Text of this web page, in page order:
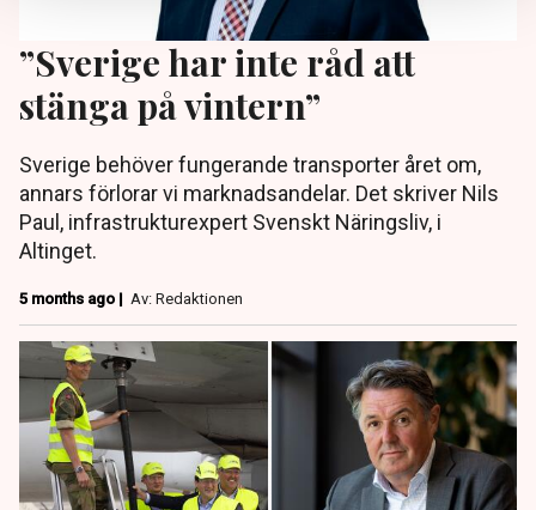
”Sverige har inte råd att
stänga på vintern”
Sverige behöver fungerande transporter året om,
annars förlorar vi marknadsandelar. Det skriver Nils
Paul, infrastrukturexpert Svenskt Näringsliv, i
Altinget.
5 months ago | Av: Redaktionen